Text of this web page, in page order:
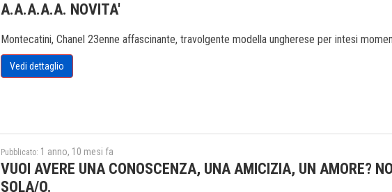
A.A.A.A.A. NOVITA'
Montecatini, Chanel 23enne affascinante, travolgente modella ungherese per intesi
Vedi dettaglio
Pubblicato: 1 anno, 10 mesi fa
VUOI AVERE UNA CONOSCENZA, UNA AMICIZIA, UN AMORE?
SOLA/O.